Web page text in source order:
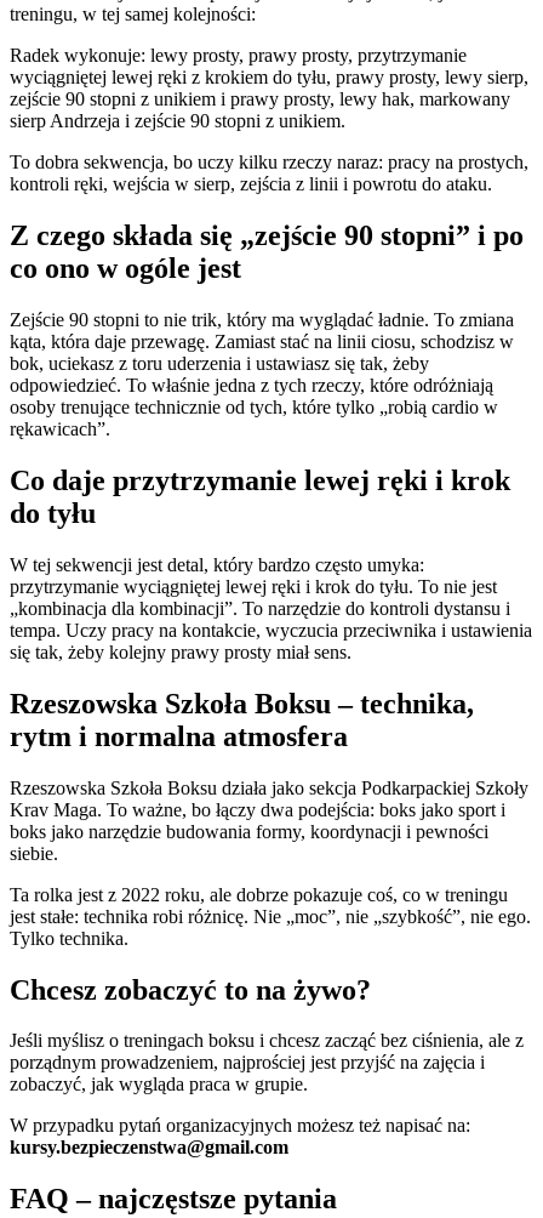
treningu, w tej samej kolejności:
Radek wykonuje: lewy prosty, prawy prosty, przytrzymanie
wyciągniętej lewej ręki z krokiem do tyłu, prawy prosty, lewy sierp,
zejście 90 stopni z unikiem i prawy prosty, lewy hak, markowany
sierp Andrzeja i zejście 90 stopni z unikiem.
To dobra sekwencja, bo uczy kilku rzeczy naraz: pracy na prostych,
kontroli ręki, wejścia w sierp, zejścia z linii i powrotu do ataku.
Z czego składa się „zejście 90 stopni” i po
co ono w ogóle jest
Zejście 90 stopni to nie trik, który ma wyglądać ładnie. To zmiana
kąta, która daje przewagę. Zamiast stać na linii ciosu, schodzisz w
bok, uciekasz z toru uderzenia i ustawiasz się tak, żeby
odpowiedzieć. To właśnie jedna z tych rzeczy, które odróżniają
osoby trenujące technicznie od tych, które tylko „robią cardio w
rękawicach”.
Co daje przytrzymanie lewej ręki i krok
do tyłu
W tej sekwencji jest detal, który bardzo często umyka:
przytrzymanie wyciągniętej lewej ręki i krok do tyłu. To nie jest
„kombinacja dla kombinacji”. To narzędzie do kontroli dystansu i
tempa. Uczy pracy na kontakcie, wyczucia przeciwnika i ustawienia
się tak, żeby kolejny prawy prosty miał sens.
Rzeszowska Szkoła Boksu – technika,
rytm i normalna atmosfera
Rzeszowska Szkoła Boksu działa jako sekcja Podkarpackiej Szkoły
Krav Maga. To ważne, bo łączy dwa podejścia: boks jako sport i
boks jako narzędzie budowania formy, koordynacji i pewności
siebie.
Ta rolka jest z 2022 roku, ale dobrze pokazuje coś, co w treningu
jest stałe: technika robi różnicę. Nie „moc”, nie „szybkość”, nie ego.
Tylko technika.
Chcesz zobaczyć to na żywo?
Jeśli myślisz o treningach boksu i chcesz zacząć bez ciśnienia, ale z
porządnym prowadzeniem, najprościej jest przyjść na zajęcia i
zobaczyć, jak wygląda praca w grupie.
W przypadku pytań organizacyjnych możesz też napisać na:
kursy.bezpieczenstwa@gmail.com
FAQ – najczęstsze pytania